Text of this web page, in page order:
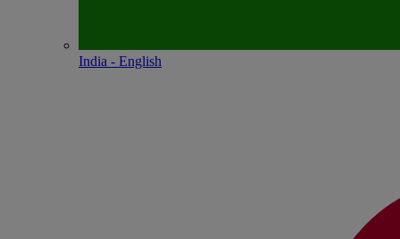
India - English